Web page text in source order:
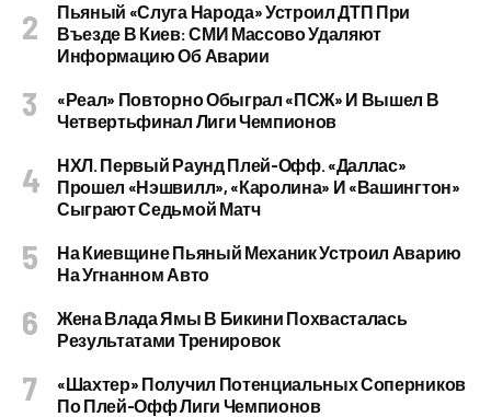
Пьяный «слуга Народа» Устроил ДТП При
Въезде В Киев: СМИ Массово Удаляют
Информацию Об Аварии
«Реал» Повторно Обыграл «ПСЖ» И Вышел В
Четвертьфинал Лиги Чемпионов
НХЛ. Первый Раунд Плей-Офф. «Даллас»
Прошел «Нэшвилл», «Каролина» И «Вашингтон»
Сыграют Седьмой Матч
На Киевщине Пьяный Механик Устроил Аварию
На Угнанном Авто
Жена Влада Ямы В Бикини Похвасталась
Результатами Тренировок
«Шахтер» Получил Потенциальных Соперников
По Плей-Офф Лиги Чемпионов